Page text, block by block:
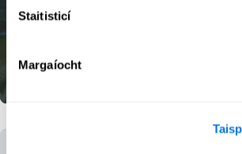
Staitisticí
Margaíocht
Follow the Digital
Lorg Digiteach